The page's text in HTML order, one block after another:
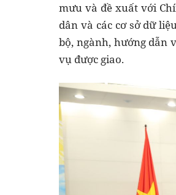
mưu và đề xuất với
dân và các cơ sở dữ
bộ, ngành, hướng dẫn
vụ được giao.